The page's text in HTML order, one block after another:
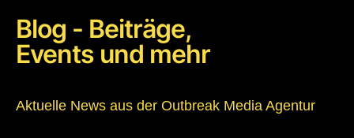
Blog - Beiträge,
Events und mehr
Aktuelle News aus der Outbreak Media Agentur